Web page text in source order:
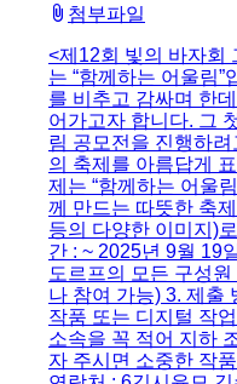
첨부파일
<제12회 빛의 바자회
는 “함께하는 어울림
를 비추고 감싸며 한
어가고자 합니다. 그
림 공모전을 진행하
의 축제를 아름답게
제는 “함께하는 어울
께 만드는 따뜻한 축
등의 다양한 이미지)
간 : ~ 2025년 9월 19
도르프의 모든 구성
나 참여 가능) 3. 제출
작품 또는 디지털 작
소속을 꼭 적어 지하
자 주시면 소중한 작